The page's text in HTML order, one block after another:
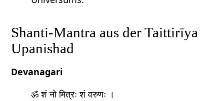
Shanti-Mantra aus der Taittirīya
Upanishad
Devanagari
ॐ शं नो मित्रः शं वरुणः ।